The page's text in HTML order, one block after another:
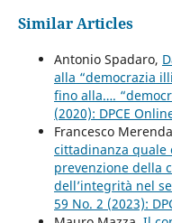
Similar Articles
Antonio Spadaro,
alla “democrazia
fino alla….
(2020): DPCE
Francesco
cittadinanza quale
prevenzione della
dell’integrità nel
59 No. 2 (2023):